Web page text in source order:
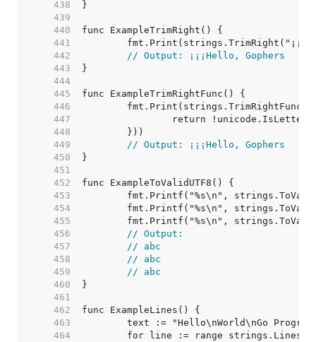
   438
   439
   440
   441
   442
// Output: ¡¡¡Hello, Gophers
   443
   444
   445
   446
   447
   448
   449
// Output: ¡¡¡Hello, Gophers
   450
   451
   452
   453
   454
   455
   456
// Output:
   457
// abc
   458
// abc
   459
// abc
   460
   461
   462
   463
   464